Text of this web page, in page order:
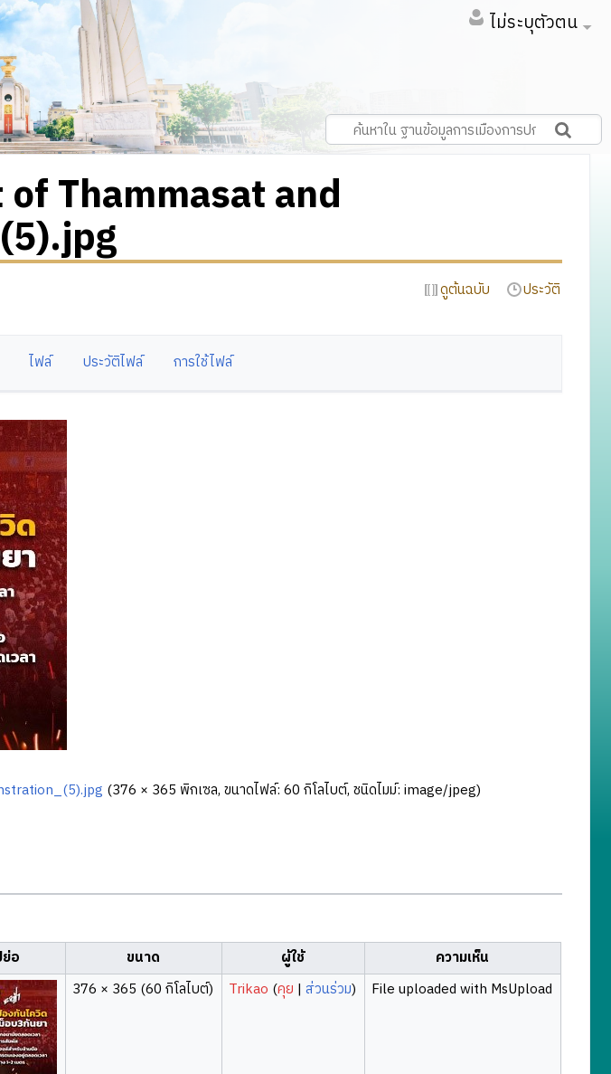
ไม่ระบุตัวตน
Thammasat and
ดูต้นฉบับ ประวัติ
ไฟล์ ประวัติไฟล์ การใช้ไฟล์
(376 × 365 พิกเซล, ขนาดไฟล์: 60 กิโลไบต์, ชนิดไมม์: image/jpeg)
อ ขนาด ผู้ใช้
ความเห็น
376 × 365 (60 กิโลไบต์) Trikao (คุย |ส่วนร่วม) File uploaded with MsUpload